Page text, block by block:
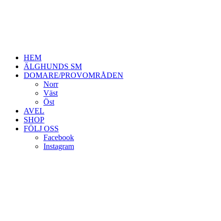
HEM
ÄLGHUNDS SM
DOMARE/PROVOMRÅDEN
Norr
Väst
Öst
AVEL
SHOP
FÖLJ OSS
Facebook
Instagram